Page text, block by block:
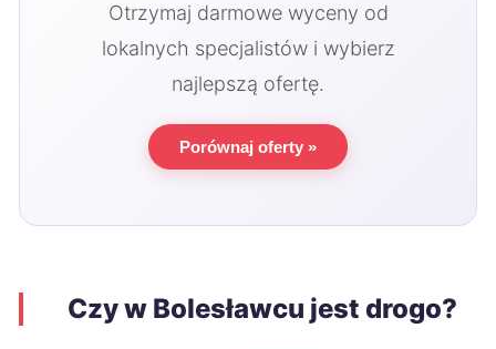
Otrzymaj darmowe wyceny od
lokalnych specjalistów i wybierz
najlepszą ofertę.
Porównaj oferty »
Czy w Bolesławcu jest drogo?